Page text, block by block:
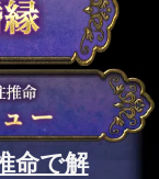
命で解